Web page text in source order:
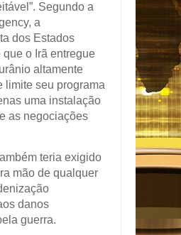
Segundo a
, a
dos Estados
o Irã entregue
altamente
limite seu programa
uma instalação
as negociações
teria exigido
mão de qualquer
danos
guerra.